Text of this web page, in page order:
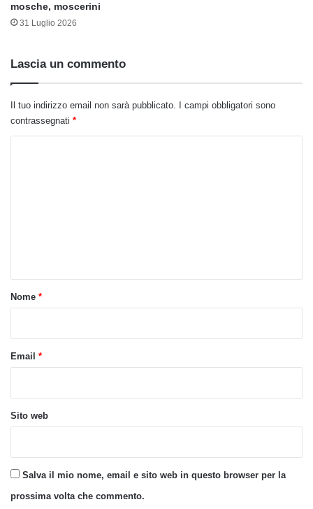
mosche, moscerini
31 Luglio 2026
Lascia un commento
Il tuo indirizzo email non sarà pubblicato.
I campi obbligatori sono
contrassegnati *
oNome *
Email *
Sito web
Salva il mio nome, email e sito web in questo browser per la
prossima volta che commento.